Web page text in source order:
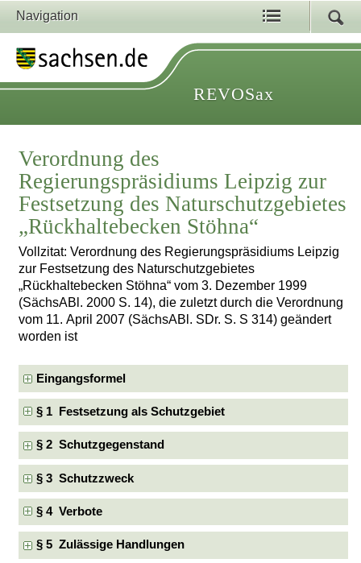
Navigation
REVOSax
Verordnung des
Regierungspräsidiums Leipzig zur
Festsetzung des Naturschutzgebietes
„Rückhaltebecken Stöhna“
Vollzitat: Verordnung des Regierungspräsidiums Leipzig
zur Festsetzung des Naturschutzgebietes
„Rückhaltebecken Stöhna“ vom 3. Dezember 1999
(SächsABl. 2000 S. 14), die zuletzt durch die Verordnung
vom 11. April 2007 (SächsABl. SDr. S. S 314) geändert
worden ist
Eingangsformel
§ 1 Festsetzung als Schutzgebiet
§ 2 Schutzgegenstand
§ 3 Schutzzweck
§ 4 Verbote
§ 5 Zulässige Handlungen